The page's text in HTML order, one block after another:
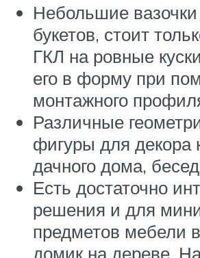
Небольшие
букетов, стоит
ГКЛ на ровные
его в форму при
монтажного
Различные
фигуры для декора
дачного дома,
Есть достаточно
решения и для
предметов мебели
домик на дереве.